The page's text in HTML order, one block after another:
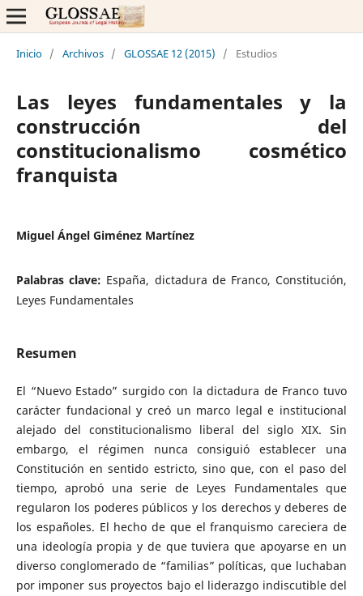
Inicio / Archivos / GLOSSAE 12 (2015) / Estudios
Las leyes fundamentales y la
construcción del
constitucionalismo cosmético
franquista
Miguel Ángel Giménez Martínez
Palabras clave: España, dictadura de Franco, Constitución,
Leyes Fundamentales
Resumen
El “Nuevo Estado” surgido con la dictadura de Franco tuvo
carácter fundacional y creó un marco legal e institucional
alejado del constitucionalismo liberal del siglo XIX. Sin
embargo, el régimen nunca consiguió establecer una
Constitución en sentido estricto, sino que, con el paso del
tiempo, aprobó una serie de Leyes Fundamentales que
regularon los poderes públicos y los derechos y deberes de
los españoles. El hecho de que el franquismo careciera de
una ideología propia y de que tuviera que apoyarse en un
diverso conglomerado de “familias” políticas, que luchaban
por imponer sus proyectos bajo el liderazgo indiscutible del